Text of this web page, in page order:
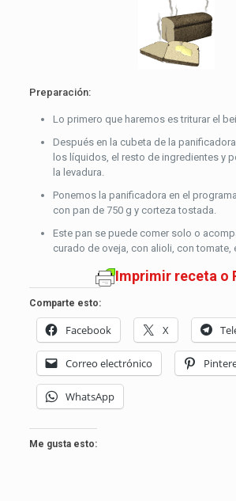
Preparación:
Lo primero que haremos es triturar el
Después en la cubeta de la
los líquidos, el resto de ingredientes y
la levadura.
Ponemos la panificadora en el
con pan de 750 g y corteza tostada.
Este pan se puede comer solo o
curado de oveja, con alioli, con tomate,
Imprimir receta o
Comparte esto:
Facebook X
Correo electrónico
WhatsApp
Me gusta esto: